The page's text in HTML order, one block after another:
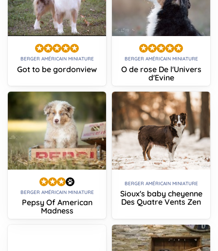
BERGER AMÉRICAIN MINIATURE
Got to be gordonview
BERGER AMÉRICAIN MINIATURE
O de rose De l'Univers
d'Evine
BERGER AMÉRICAIN MINIATURE
Pepsy Of American
Madness
BERGER AMÉRICAIN MINIATURE
Sioux's baby cheyenne
Des Quatre Vents Zen